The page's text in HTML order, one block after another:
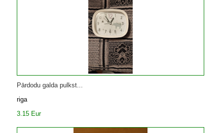
Pārdodu galda pulkst...
riga
3.15 Eur